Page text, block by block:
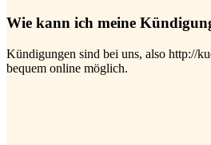
Wie kann ich meine
Kündigungen sind bei uns, also http://
bequem online möglich.